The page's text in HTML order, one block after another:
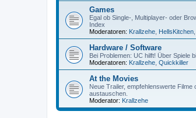
Games
Egal ob Single-, Multiplayer- oder
Index
Moderatoren: Krallzehe HellsKitchen
Hardware / Software
Bei Problemen: UC hilft! Über Spiele
Moderatoren: Krallzehe Quickkiller
At the Movies
Neue Trailer, empfehlenswerte
austauschen.
Moderator: Krallzehe